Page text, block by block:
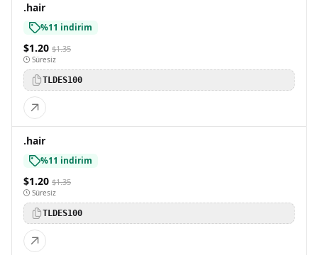
.hair
%11 indirim
$1.20 $1.35
Süresiz
TLDES100
.hair
%11 indirim
$1.20 $1.35
Süresiz
TLDES100